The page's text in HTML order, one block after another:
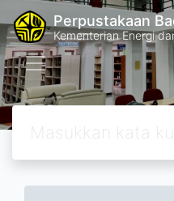
Perpustakaan
Kementerian Energi